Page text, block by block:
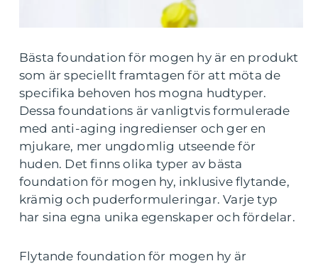
Bästa foundation för mogen hy är en produkt
som är speciellt framtagen för att möta de
specifika behoven hos mogna hudtyper.
Dessa foundations är vanligtvis formulerade
med anti-aging ingredienser och ger en
mjukare, mer ungdomlig utseende för
huden. Det finns olika typer av bästa
foundation för mogen hy, inklusive flytande,
krämig och puderformuleringar. Varje typ
har sina egna unika egenskaper och fördelar.
Flytande foundation för mogen hy är